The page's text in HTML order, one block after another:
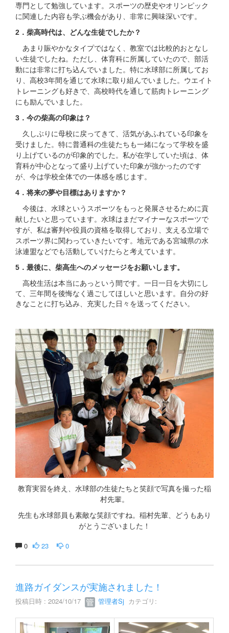
専門として勉強しています。スポーツの歴史やオリンピック
に関連した内容も学ぶ機会があり、非常に興味深いです。
2．柴高時代は、どんな生徒でしたか？
あまり賑やかなタイプではなく、教室では比較的おとなし
い生徒でしたね。ただし、体育科に所属していたので、部活
動には非常に打ち込んでいました。特に水球部に所属してお
り、高校3年間を通じて水球に取り組んでいました。ウエイト
トレーニングも好きで、高校時代を通して筋肉トレーニング
にも励んでいました。
3．今の柴高の印象は？
久しぶりに母校に戻ってきて、活気があふれている印象を
受けました。特に普通科の生徒たちも一緒になって学校を盛
り上げているのが印象的でした。私が在学していた頃は、体
育科が中心となって盛り上げていた印象が強かったのです
が、今は学校全体での一体感を感じます。
4．将来の夢や目標はありますか？
今後は、水球というスポーツをもっと発展させるために貢
献したいと思っています。水球はまだマイナーなスポーツで
すが、私は審判や役員の資格を取得しており、支える立場で
スポーツ界に関わっていきたいです。地元である宮城県の水
泳連盟などでも活動していけたらと考えています。
5．最後に、柴高生へのメッセージをお願いします。
高校生活は本当にあっという間です。一日一日を大切にし
て、三年間を後悔なく過ごしてほしいと思います。自分の好
きなことに打ち込み、充実した日々を送ってください。
教育実習を終え、水球部の生徒たちと笑顔で写真を撮った稲
村先輩。
先生も水球部員も素敵な笑顔ですね。稲村先輩、どうもあり
がとうございました！
0 23 0
進路ガイダンスが実施されました！
投稿日時 : 2024/10/17 管理者Sj カテゴリ: